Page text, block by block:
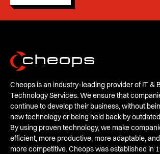
Cheops is an industry-leading provider of IT &
Technology Services. We ensure that
continue to develop their business, without
new technology or being held back by
By using proven technology, we make
efficient, more productive, more adaptable,
more competitive. Cheops was established in